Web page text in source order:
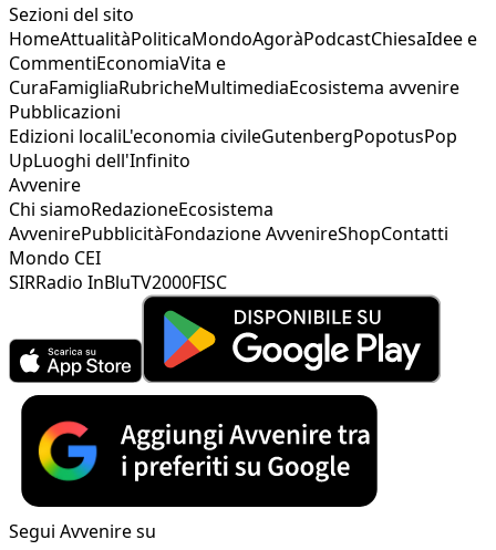
Sezioni del sito
HomeAttualitàPoliticaMondoAgoràPodcastChiesaIdee e
CommentiEconomiaVita e
CuraFamigliaRubricheMultimediaEcosistema avvenire
Pubblicazioni
Edizioni localiL'economia civileGutenbergPopotusPop
UpLuoghi dell'Infinito
Avvenire
Chi siamoRedazioneEcosistema
AvvenirePubblicitàFondazione AvvenireShopContatti
Mondo CEI
SIRRadio InBluTV2000FISC
Segui Avvenire su